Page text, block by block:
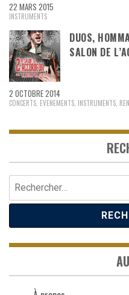
22 MARS 2015
INSTRUMENTS
DUOS,
SALON DE
2 OCTOBRE 2014
CONCERTS EVENEMENTS INSTRUMENTS
Rechercher :